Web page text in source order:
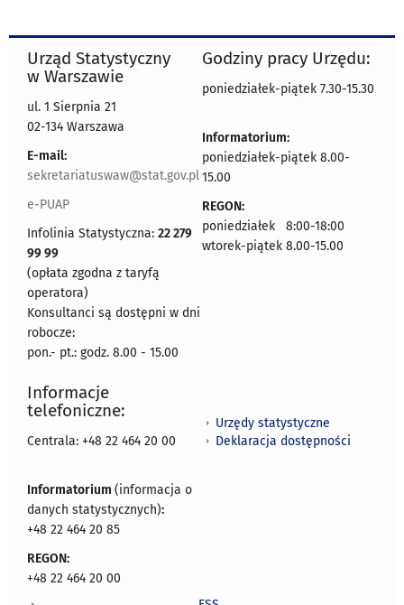
Urząd Statystyczny
w Warszawie
ul. 1 Sierpnia 21
02-134 Warszawa
E-mail:
sekretariatuswaw@stat.gov.pl
e-PUAP
Infolinia Statystyczna: 22 279
99 99
(opłata zgodna z taryfą
operatora)
Konsultanci są dostępni w dni
robocze:
pon.- pt.: godz. 8.00 - 15.00
Godziny pracy Urzędu:
poniedziałek-piątek 7.30-15.30
Informatorium:
poniedziałek-piątek 8.00-
15.00
REGON:
poniedziałek 8:00-18:00
wtorek-piątek 8.00-15.00
Informacje
telefoniczne:
Centrala: +48 22 464 20 00
Informatorium (informacja o
danych statystycznych):
+48 22 464 20 85
REGON:
+48 22 464 20 00
Urzędy statystyczne
Deklaracja dostępności